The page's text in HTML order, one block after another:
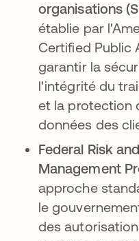
organisations
établie par
Certified Public
garantir la
l'intégrité du
et la protection
données des
Federal Risk
Management
approche
le
des